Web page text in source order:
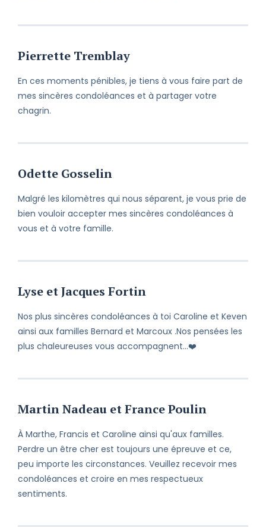
Pierrette Tremblay
En ces moments pénibles, je tiens à vous faire part de
mes sincères condoléances et à partager votre
chagrin.
Odette Gosselin
Malgré les kilomètres qui nous séparent, je vous prie de
bien vouloir accepter mes sincères condoléances à
vous et à votre famille.
Lyse et Jacques Fortin
Nos plus sincères condoléances à toi Caroline et Keven
ainsi aux familles Bernard et Marcoux .Nos pensées les
plus chaleureuses vous accompagnent…❤️
Martin Nadeau et France Poulin
À Marthe, Francis et Caroline ainsi qu'aux familles.
Perdre un être cher est toujours une épreuve et ce,
peu importe les circonstances. Veuillez recevoir mes
condoléances et croire en mes respectueux
sentiments.